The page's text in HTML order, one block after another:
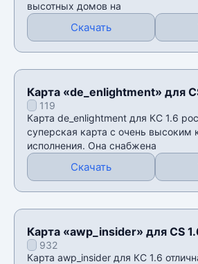
высотных домов на
Скачать
Карта «de_enlightment» для
119
Карта de_enlightment для КС 1.6
суперская карта с очень высоким
исполнения. Она снабжена
Скачать
Карта «awp_insider» для CS
932
Карта awp_insider для КС 1.6